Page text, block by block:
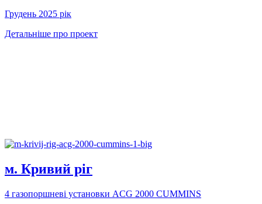
Грудень 2025 рік
Детальніше про проект
м. Кривий рiг
4 газопоршневі установки ACG 2000 CUMMINS